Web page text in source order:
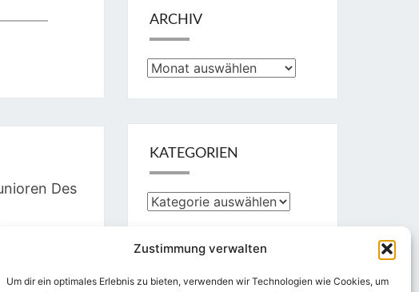
Zustimmung verwalten
Um dir ein optimales Erlebnis zu bieten, verwenden wir Technologien wie Cookies, um
Des
ARCHIV
Archiv
KATEGORIEN
Kategorien
Suchen Suchen